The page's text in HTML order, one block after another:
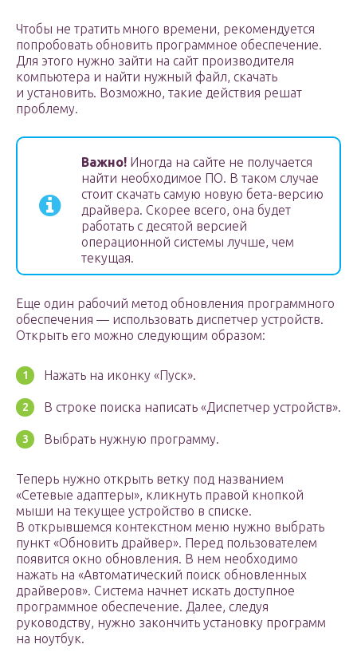
Чтобы не тратить много времени, рекомендуется
попробовать обновить программное обеспечение.
Для этого нужно зайти на сайт производителя
компьютера и найти нужный файл, скачать
и установить. Возможно, такие действия решат
проблему.
Важно! Иногда на сайте не получается
найти необходимое ПО. В таком случае
стоит скачать самую новую бета-версию
драйвера. Скорее всего, она будет
работать с десятой версией
операционной системы лучше, чем
текущая.
Еще один рабочий метод обновления программного
обеспечения — использовать диспетчер устройств.
Открыть его можно следующим образом:
Нажать на иконку «Пуск».
В строке поиска написать «Диспетчер устройств».
Выбрать нужную программу.
Теперь нужно открыть ветку под названием
«Сетевые адаптеры», кликнуть правой кнопкой
мыши на текущее устройство в списке.
В открывшемся контекстном меню нужно выбрать
пункт «Обновить драйвер». Перед пользователем
появится окно обновления. В нем необходимо
нажать на «Автоматический поиск обновленных
драйверов». Система начнет искать доступное
программное обеспечение. Далее, следуя
руководству, нужно закончить установку программ
на ноутбук.